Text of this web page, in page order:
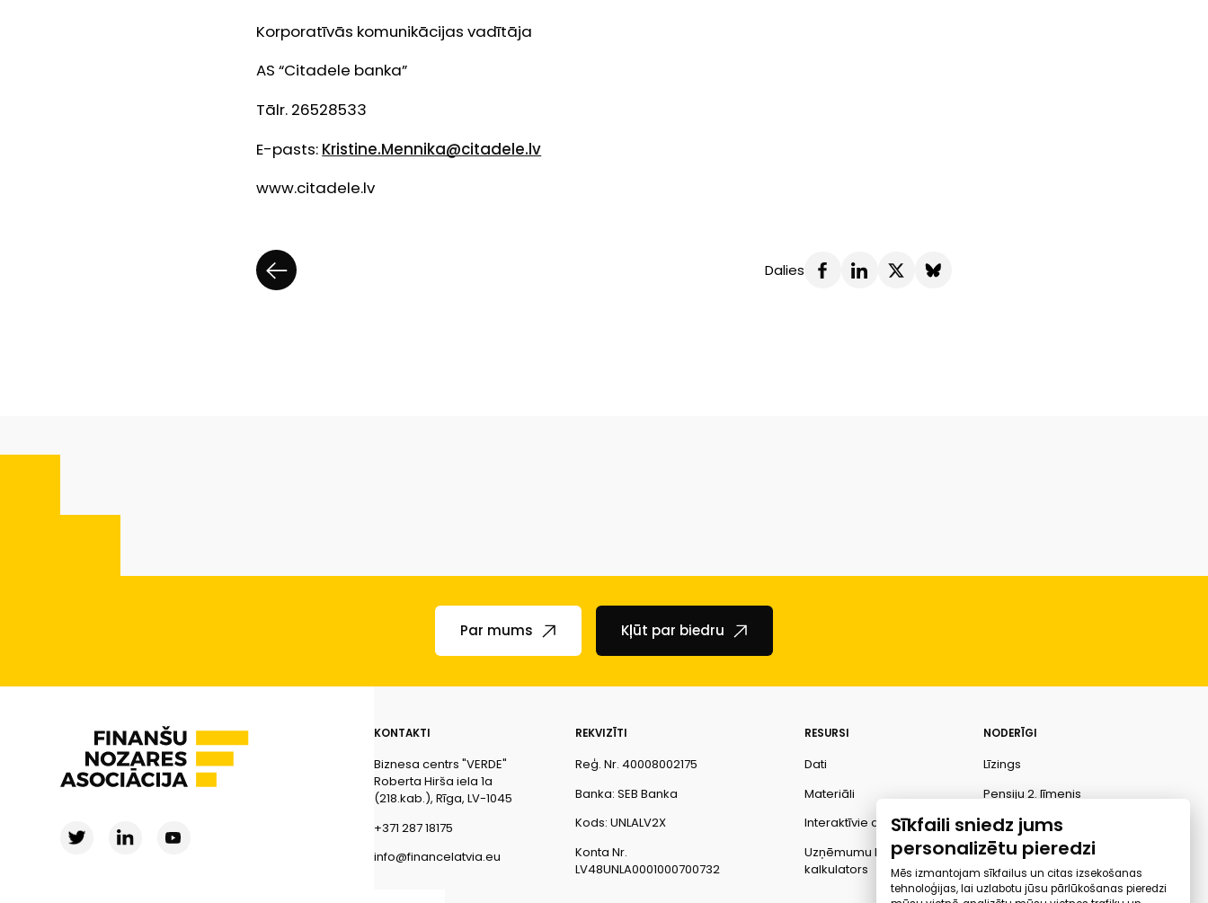
Korporatīvās komunikācijas vadītāja
AS “Citadele banka”
Tālr. 26528533
E-pasts: Kristine.Mennika@citadele.lv
www.citadele.lv
Dalies
Par mums Kļūt par biedru
KONTAKTI
Biznesa centrs "VERDE"
Roberta Hirša iela 1a
(218.kab.), Rīga, LV-1045
+371 287 18175
info@financelatvia.eu
REKVIZĪTI
Reģ. Nr. 40008002175
Banka: SEB Banka
Kods: UNLALV2X
Konta Nr.
LV48UNLA0001000700732
RESURSI
Dati
Materiāli
Interaktīvie dati
Uzņēmumu kredītspējas
kalkulators
NODERĪGI
Līzings
Pensiju 2. līmenis
Finanšu pratība
Ombuds
Sīkfaili sniedz jums
personalizētu pieredzi
Mēs izmantojam sīkfailus un citas izsekošanas
tehnoloģijas, lai uzlabotu jūsu pārlūkošanas pieredzi